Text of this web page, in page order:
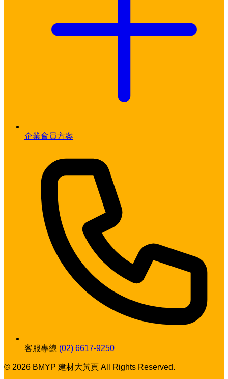
企業會員方案
客服專線 (02) 6617-9250
© 2026 BMYP 建材大黃頁 All Rights Reserved.